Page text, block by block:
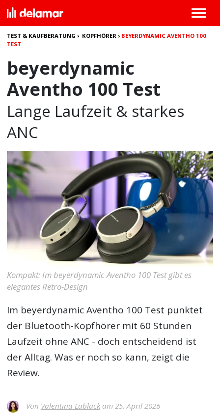
TEST & KAUFBERATUNG › KOPFHÖRER › BEYERDYNAMIC AVENTHO 100
TEST
beyerdynamic
Aventho 100 Test
Lange Laufzeit & starkes
ANC
Kompakt: Im beyerdynamic Aventho 100 Test gibt es
elegantes Retro-Design
Im beyerdynamic Aventho 100 Test punktet
der Bluetooth-Kopfhörer mit 60 Stunden
Laufzeit ohne ANC - doch entscheidend ist
der Alltag. Was er noch so kann, zeigt die
Review.
Von Valentina Lablackam 25. April 2026